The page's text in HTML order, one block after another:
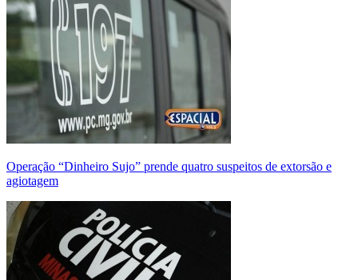
Operação “Dinheiro Sujo” prende quatro suspeitos de extorsão e
agiotagem